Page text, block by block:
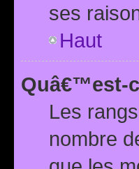
ses
Haut
Quâ€™est-
Les
nombre